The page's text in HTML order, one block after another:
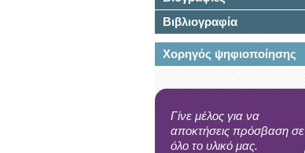
Βιβλιογραφία
Χορηγός ψηφιοποίησης
Γίνε μέλος για να
αποκτήσεις πρόσβαση σε
όλο το υλικό μας.